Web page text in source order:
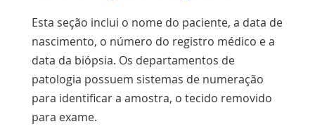
Esta seção inclui o nome do paciente, a data de
nascimento, o número do registro médico e a
data da biópsia. Os departamentos de
patologia possuem sistemas de numeração
para identificar a amostra, o tecido removido
para exame.